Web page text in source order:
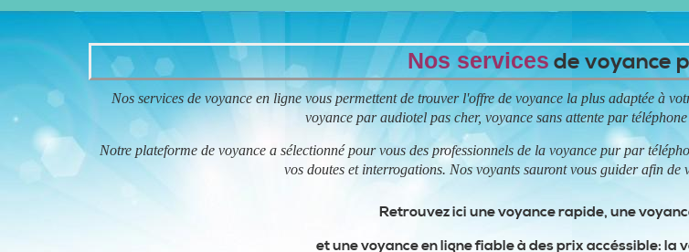
Nos services de voyance
Nos services de voyance en ligne vous permettent de trouver l'offre de voyance la plus adaptée à
voyance par audiotel pas cher, voyance sans attente par
Notre plateforme de voyance a sélectionné pour vous des professionnels de la voyance pur par
vos doutes et interrogations. Nos voyants sauront vous guider afin de
Retrouvez ici une voyance rapide, une
et une voyance en ligne fiable à des prix accéssible: la